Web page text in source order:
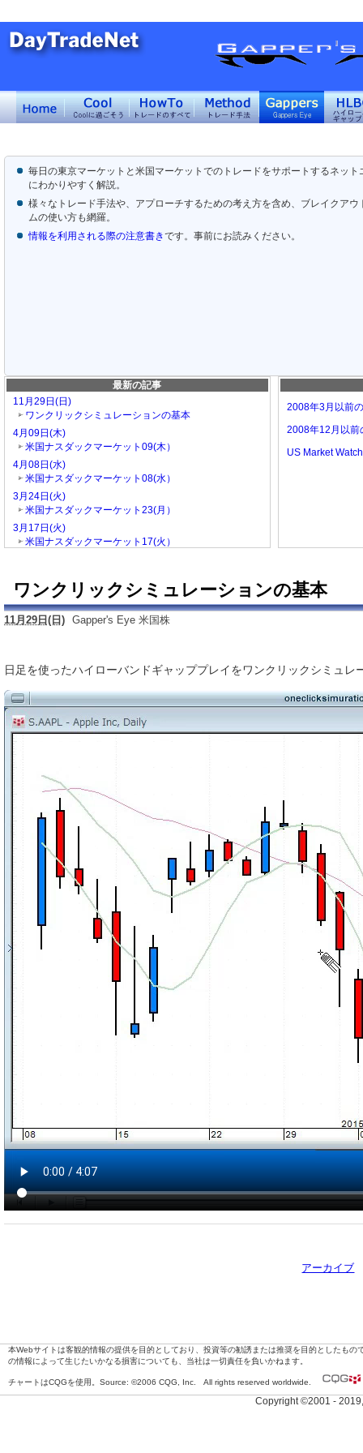
毎日の東京マーケットと米国マーケットでのトレードをサポートするネッ
にわかりやすく解説。
様々なトレード手法や、アプローチするための考え方を含め、ブレイクア
ムの使い方も網羅。
情報を利用される際の注意書きです。事前にお読みください。
最新の記事
11月29日(日)
ワンクリックシミュレーションの基本
4月09日(木)
米国ナスダックマーケット09(木）
4月08日(水)
米国ナスダックマーケット08(水）
3月24日(火)
米国ナスダックマーケット23(月）
3月17日(火)
米国ナスダックマーケット17(火）
2008年3月以前
2008年12月以前
US Market Watch
ワンクリックシミュレーションの基本
11月29日(日) Gapper's Eye 米国株
日足を使ったハイローバンドギャッププレイをワンクリックシミュレ
アーカイブ
本Webサイトは客観的情報の提供を目的としており、投資等の勧誘または推奨を目的としたも
の情報によって生じたいかなる損害についても、当社は一切責任を負いかねます。
チャートはCQGを使用。Source: ©2006 CQG, Inc. All rights reserved worldwide.
Copyright ©2001 -